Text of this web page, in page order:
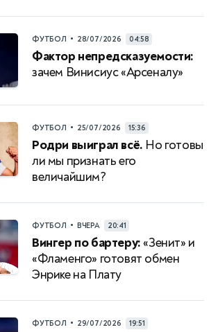
ФУТБОЛ • 28/07/2026 04:58
Фактор непредсказуемости:
зачем Винисиус «Арсеналу»
ФУТБОЛ • 25/07/2026 15:36
Родри выиграл всё. Но готовы
ли мы признать его
величайшим?
ФУТБОЛ • ВЧЕРА 20:41
Вингер по бартеру:«Зенит» и
«Фламенго» готовят обмен
Энрике на Плату
ФУТБОЛ • 29/07/2026 19:51